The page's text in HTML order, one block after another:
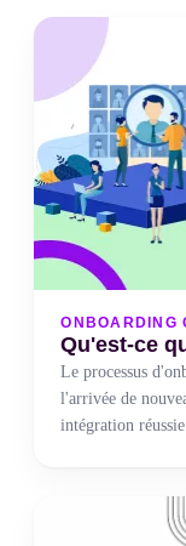
ONBOARDING
Qu'est-ce
Le processus
l'arrivée de
intégration
indispensable de
toutes les